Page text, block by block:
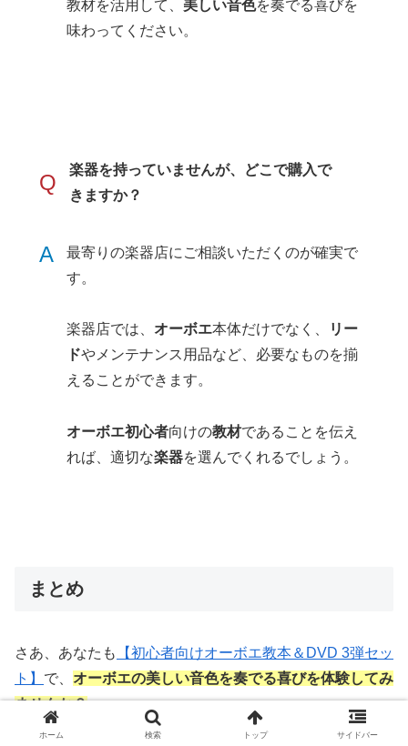
教材を活用して、 美しい音色を奏でる喜びを
味わってください。
Q
楽器を持っていませんが、どこで購入で
きますか？
A
最寄りの楽器店にご相談いただくのが確実で
す。
楽器店では、 オーボエ本体だけでなく、
リー
ドやメンテナンス用品など、必要なものを揃
えることができます。
オーボエ初心者向けの教材であることを伝え
れば、適切な楽器を選んでくれるでしょう。
まとめ
さあ、あなたも
【初心者向けオーボエ教本＆DVD 3弾セッ
ト】 で、 オーボエの美しい音色を奏でる喜びを体験してみ
ませんか？
ホーム 検索 トップ サイドバー